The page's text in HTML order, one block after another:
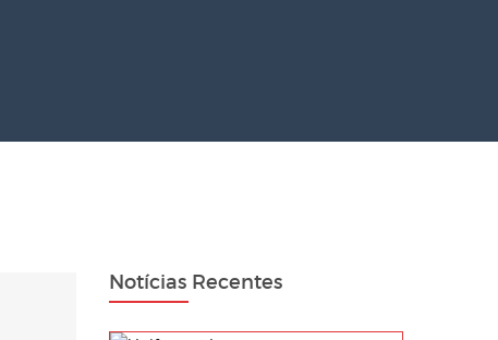
Notícias Recentes